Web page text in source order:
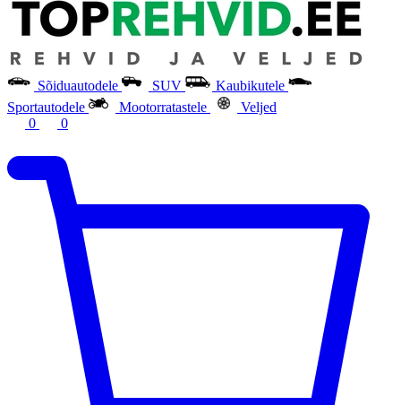
Sõiduautodele SUV
Kaubikutele
Sportautodele
Mootorratastele
Veljed
0
0